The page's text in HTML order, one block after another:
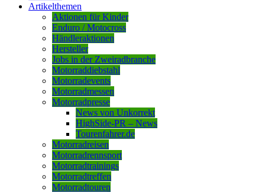
Artikelthemen
Aktionen für Kinder
Enduro / Motocross
Händleraktionen
Hersteller
Jobs in der Zweiradbranche
Motorraddiebstahl
Motorradevents
Motorradmessen
Motorradpresse
News von Unkorrekt
HighSide-PR – News
Tourenfahrer.de
Motorradreisen
Motorradrennsport
Motorradtrainings
Motorradtreffen
Motorradtouren